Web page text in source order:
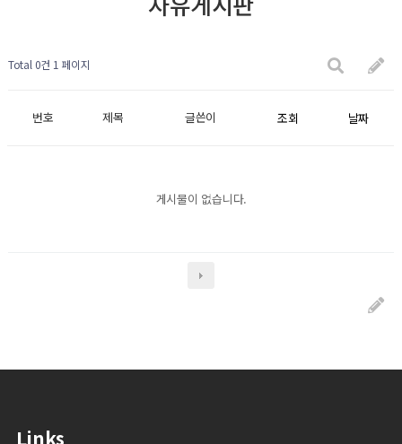
Total 0건 1 페이지
번호 제목 글쓴이 조회 날짜
게시물이 없습니다.
Links